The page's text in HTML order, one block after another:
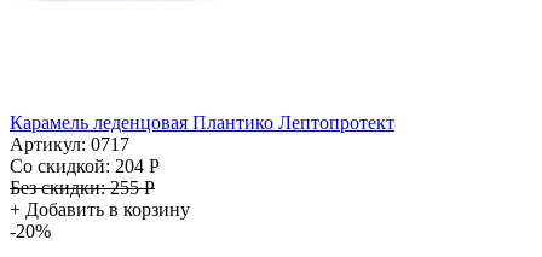
Карамель леденцовая Плантико Лептопротект
Артикул: 0717
Со скидкой: 204 Р
Без скидки:255 Р
+ Добавить в корзину
-20%